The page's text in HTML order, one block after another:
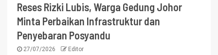
Reses Rizki Lubis, Warga Gedung Johor
Minta Perbaikan Infrastruktur dan
Penyebaran Posyandu
27/07/2026 Editor